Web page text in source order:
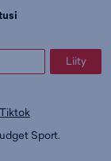
Liity
Tiktok
Sport.